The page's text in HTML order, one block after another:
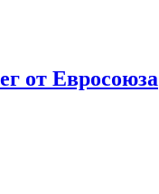
от Евросоюза